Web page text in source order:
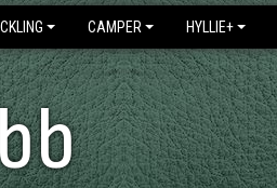
CAMPER HYLLIE+